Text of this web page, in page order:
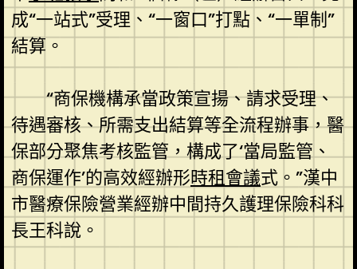
成“一站式”受理、“一窗口”打點、“一單制”
結算。
“商保機構承當政策宣揚、請求受理、
待遇審核、所需支出結算等全流程辦事，醫
保部分聚焦考核監管，構成了‘當局監管、
商保運作’的高效經辦形時租會議式。”漢中
市醫療保險營業經辦中間持久護理保險科科
長王科說。